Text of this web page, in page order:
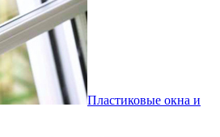
Пластиковые окна и